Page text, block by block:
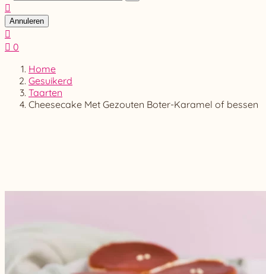

Annuleren

 0
Home
Gesuikerd
Taarten
Cheesecake Met Gezouten Boter-Karamel of bessen